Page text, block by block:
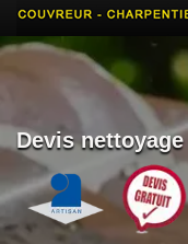
Devis